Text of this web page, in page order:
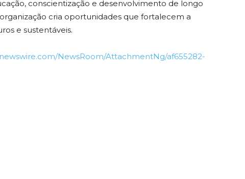
conscientização e desenvolvimento de longo
cria oportunidades que fortalecem a
e sustentáveis.
NewsRoom/AttachmentNg/af655282-